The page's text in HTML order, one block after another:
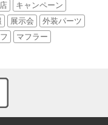
キャンペーン
展示会
外装パーツ
マフラー